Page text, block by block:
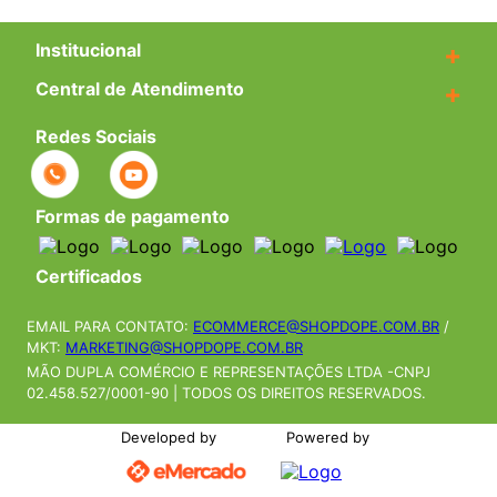
Institucional +
Central de Atendimento +
Redes Sociais
Formas de pagamento
Certificados
EMAIL PARA CONTATO: ECOMMERCE@SHOPDOPE.COM.BR /
MKT: MARKETING@SHOPDOPE.COM.BR
MÃO DUPLA COMÉRCIO E REPRESENTAÇÕES LTDA -CNPJ
02.458.527/0001-90 | TODOS OS DIREITOS RESERVADOS.
Developed by Powered by